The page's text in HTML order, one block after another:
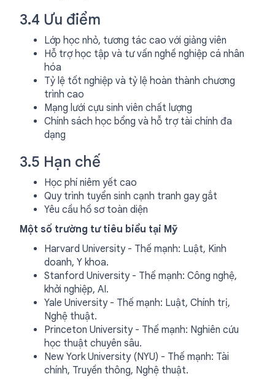
3.4 Ưu điểm
Lớp học nhỏ, tương tác cao với giảng viên
Hỗ trợ học tập và tư vấn nghề nghiệp cá nhân
hóa
Tỷ lệ tốt nghiệp và tỷ lệ hoàn thành chương
trình cao
Mạng lưới cựu sinh viên chất lượng
Chính sách học bổng và hỗ trợ tài chính đa
dạng
3.5 Hạn chế
Học phí niêm yết cao
Quy trình tuyển sinh cạnh tranh gay gắt
Yêu cầu hồ sơ toàn diện
Một số trường tư tiêu biểu tại Mỹ
Harvard University - Thế mạnh: Luật, Kinh
doanh, Y khoa.
Stanford University - Thế mạnh: Công nghệ,
khởi nghiệp, AI.
Yale University - Thế mạnh: Luật, Chính trị,
Nghệ thuật.
Princeton University - Thế mạnh: Nghiên cứu
học thuật chuyên sâu.
New York University (NYU) - Thế mạnh: Tài
chính, Truyền thông, Nghệ thuật.